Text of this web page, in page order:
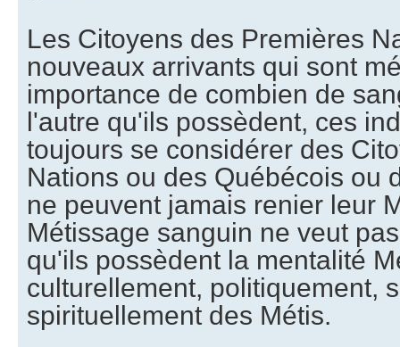
Les Citoyens des Premières
nouveaux arrivants qui sont
importance de combien de
l'autre qu'ils possèdent, ces
toujours se considérer des
Nations ou des Québécois ou
ne peuvent jamais renier leur
Métissage sanguin ne veut
qu'ils possèdent la mentalité
culturellement, politiquement,
spirituellement des Métis.